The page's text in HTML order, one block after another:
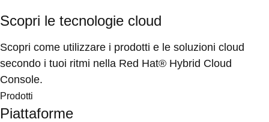
Scopri le tecnologie cloud
Scopri come utilizzare i prodotti e le soluzioni cloud
secondo i tuoi ritmi nella Red Hat® Hybrid Cloud
Console.
Prodotti
Piattaforme